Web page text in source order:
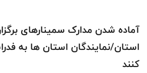
آماده شدن مدارک سمینارهای
استان/نمایندگان استان ها به
کنند